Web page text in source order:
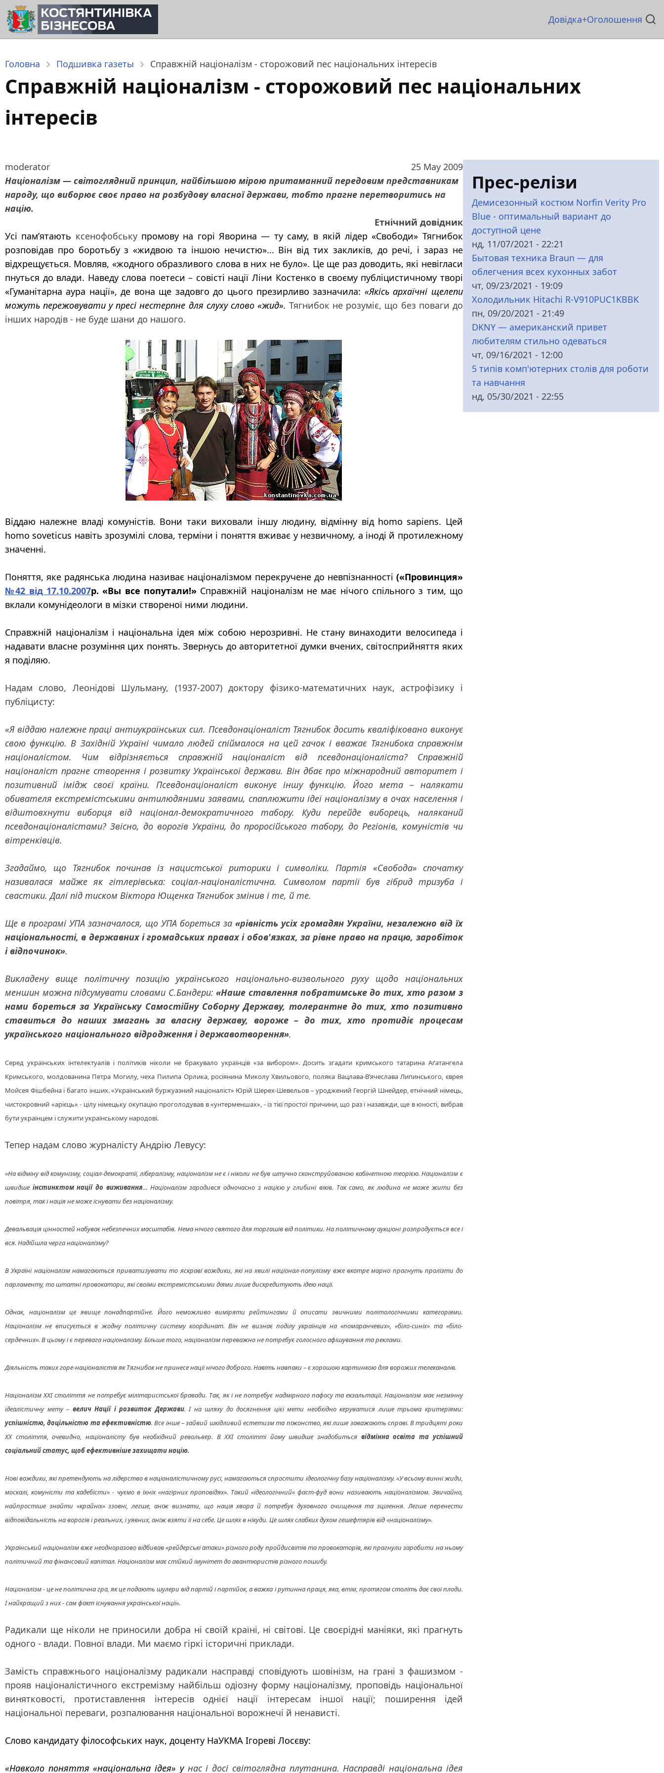
Перейти
до
основного
Основна
Довідка Оголошення
Головна Подшивка газеты Справжній націоналізм - сторожовий пес національних інтересів
Справжній націоналізм - сторожовий пес національних
інтересів
moderator
25 May 2009
Націоналізм — світоглядний принцип, найбільшою мірою притаманний передовим представникам
народу, що виборює своє право на розбудову власної держави, тобто прагне перетворитись на
націю.
Етнічний довідник
Усі пам’ятають ксенофобську промову на горі Яворина — ту саму, в якій лідер «Свободи» Тягнибок
розповідав про боротьбу з «жидвою та іншою нечистю»... Він від тих закликів, до речі, і зараз не
відхрещується. Мовляв, «жодного образливого слова в них не було». Це ще раз доводить, які невігласи
пнуться до влади. Наведу слова поетеси – совісті нації Ліни Костенко в своєму публіцистичному творі
«Гуманітарна аура нації», де вона ще задовго до цього презирливо зазначила: «Якісь архаїчні щелепи
можуть пережовувати у пресі нестерпне для слуху слово «жид». Тягнибок не розуміє, що без поваги до
інших народів - не буде шани до нашого.
Віддаю належне владі комуністів. Вони таки виховали іншу людину, відмінну від homo sapiens. Цей
homo soveticus навіть зрозумілі слова, терміни і поняття вживає у незвичному, а іноді й протилежному
значенні.
Поняття, яке радянська людина називає націоналізмом перекручене до невпізнанності («Провинция»
№42 від 17.10.2007р. «Вы все попутали!»Справжній націоналізм не має нічого спільного з тим, що
вклали комунідеологи в мізки створеної ними людини.
Справжній націоналізм і національна ідея між собою нерозривні. Не стану винаходити велосипеда і
надавати власне розуміння цих понять. Звернусь до авторитетної думки вчених, світосприйняття яких
я поділяю.
Надам слово, Леонідові Шульману, (1937-2007) доктору фізико-математичних наук, астрофізику і
публіцисту:
«Я віддаю належне праці антиукраїнських сил. Псевдонаціоналіст Тягнибок досить кваліфіковано виконує
свою функцію. В Західній Україні чимало людей спіймалося на цей гачок і вважає Тягнибока справжнім
націоналістом. Чим відрізняється справжній націоналіст від псевдонаціоналіста? Справжній
націоналіст прагне створення і розвитку Української держави. Він дбає про міжнародний авторитет і
позитивний імідж своєї країни. Псевдонаціоналіст виконує іншу функцію. Його мета – налякати
обивателя екстремістськими антилюдяними заявами, спаплюжити ідеї націоналізму в очах населення і
відштовхнути виборця від націонал-демократичного табору. Куди перейде виборець, наляканий
псевдонаціоналістами? Звісно, до ворогів України, до проросійського табору, до Регіонів, комуністів чи
вітренківців.
Згадаймо, що Тягнибок починав із нацистської риторики і символіки. Партія «Свобода» спочатку
називалася майже як гітлерівська: соціал-націоналістична. Символом партії був гібрид тризуба і
свастики. Далі під тиском Віктора Ющенка Тягнибок змінив і те, й те.
Ще в програмі УПА зазначалося, що УПА бореться за «рівність усіх громадян України, незалежно від їх
національності, в державних і громадських правах і обов'язках, за рівне право на працю, заробіток
і відпочинок».
Викладену вище політичну позицію українського національно-визвольного руху щодо національних
меншин можна підсумувати словами С.Бандери:«Наше ставлення побратимське до тих, хто разом з
нами бореться за Українську Самостійну Соборну Державу, толерантне до тих, хто позитивно
ставиться до наших змагань за власну державу, вороже – до тих, хто протидіє процесам
українського національного відродження і державотворення».
Серед українських інтелектуалів і політиків ніколи не бракувало українців «за вибором». Досить згадати кримського татарина Аґатангела
Кримського, молдованина Петра Могилу, чеха Пилипа Орлика, росіянина Миколу Хвильового, поляка Вацлава-В’ячеслава Липинського, єврея
Мойсея Фішбейна і багато інших.«Український буржуазний націоналіст» Юрій Шерех-Шевельов – уроджений Георгій Шнейдер, етнічний німець,
чистокровний «арієць» - цілу німецьку окупацію проголодував в «унтерменшах», - із тієї простої причини, що раз і назавжди, ще в юності, вибрав
бути українцем і служити українському народові.
Тепер надам слово журналісту Андрію Левусу:
«На відміну від комунізму, соціал-демократії, лібералізму, націоналізм не є і ніколи не був штучно сконструйованою кабінетною теорією. Націоналізм є
швидше інстинктом нації до виживання... Націоналізм зародився одночасно з нацією у глибині віків. Так само, як людина не може жити без
повітря, так і нація не може існувати без націоналізму.
Девальвація цінностей набуває небезпечних масштабів. Нема нічого святого для торгашів від політики. На політичному аукціоні розпродується все і
вся. Надійшла черга націоналізму?
В Україні націоналізм намагаються приватизувати то яскраві вождики, які на хвилі націонал-популізму вже вкотре марно прагнуть пролізти до
парламенту, то штатні провокатори, які своїми екстремістськими діями лише дискредитують ідею нації.
Однак, націоналізм це явище понадпартійне. Його неможливо виміряти рейтингами й описати звичними політологічними категоріями.
Націоналізм не вписується в жодну політичну систему координат. Він не визнає поділу українців на «помаранчевих», «біло-синіх» та «біло-
сердечних». В цьому і є перевага націоналізму. Більше того, націоналізм переважно не потребує голосного афішування та реклами.
Діяльність таких горе-націоналістів як Тягнибок не принесе нації нічого доброго. Навіть навпаки – є хорошою картинкою для ворожих телеканалів.
Націоналізм ХХІ століття не потребує мілітаристської бравади. Так, як і не потребує надмірного пафосу та екзальтації. Націоналізм має незмінну
ідеалістичну мету – велич Нації і розвиток Держави. І на шляху до досягнення цієї мети необхідно керуватися лише трьома критеріями:
успішністю, доцільністю та ефективністю. Все інше – зайвий шкідливий естетизм та піжонство, які лише заважають справі. В тридцяті роки
ХХ століття, очевидно, націоналісту був необхідний револьвер. В ХХІ столітті йому швидше знадобиться відмінна освіта та успішний
соціальний статус, щоб ефективніше захищати націю.
Нові вождики, які претендують на лідерство в націоналістичному русі, намагаються спростити ідеологічну базу націоналізму. «У всьому винні жиди,
москалі, комуністи та кадебісти» - чуємо в їхніх «нагірних проповідях». Такий «ідеологічний» фаст-фуд вони називають націоналізмом. Звичайно,
найпростіше знайти «крайніх» ззовні, легше, аніж визнати, що нація хвора й потребує духовного очищення та зцілення. Легше перенести
відповідальність на ворогів і реальних, і уявних, аніж взяти її на себе. Це шлях в нікуди. Це шлях слабких духом гешефтярів від «націоналізму».
Український націоналізм вже неодноразово відбивав «рейдерські атаки» різного роду пройдисвітів та провокаторів, які прагнули заробити на ньому
політичний та фінансовий капітал. Націоналізм має стійкий імунітет до авантюристів різного пошибу.
Націоналізм - це не політична гра, як це подають шулери від партій і партійок, а важка і рутинна праця, яка, втім, протягом століть дає свої плоди.
І найкращий з них - сам факт існування української нації».
Радикали ще ніколи не приносили добра ні своїй країні, ні світові. Це своєрідні маніяки, які прагнуть
одного - влади. Повної влади. Ми маємо гіркі історичні приклади.
Замість справжнього націоналізму радикали насправді сповідують шовінізм, на грані з фашизмом -
прояв націоналістичного екстремізму найбільш одіозну форму націоналізму, проповідь національної
винятковості, протиставлення інтересів однієї нації інтересам іншої нації; поширення ідей
національної переваги, розпалювання національної ворожнечі й ненависті.
Слово кандидату філософських наук, доценту НаУКМА Ігореві Лосєву:
«Навколо поняття «національна ідея» унас і досі світоглядна плутанина. Насправді національна ідея
Прес-релізи
Демисезонный костюм Norfin Verity Pro
Blue - оптимальный вариант до
доступной цене
нд, 11/07/2021 - 22:21
Бытовая техника Braun — для
облегчения всех кухонных забот
чт, 09/23/2021 - 19:09
Холодильник Hitachi R-V910PUC1KBBK
пн, 09/20/2021 - 21:49
DKNY — американский привет
любителям стильно одеваться
чт, 09/16/2021 - 12:00
5 типів комп'ютерних столів для роботи
та навчання
нд, 05/30/2021 - 22:55